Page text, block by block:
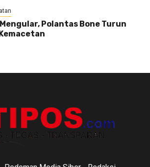
Polantas Bone Turun